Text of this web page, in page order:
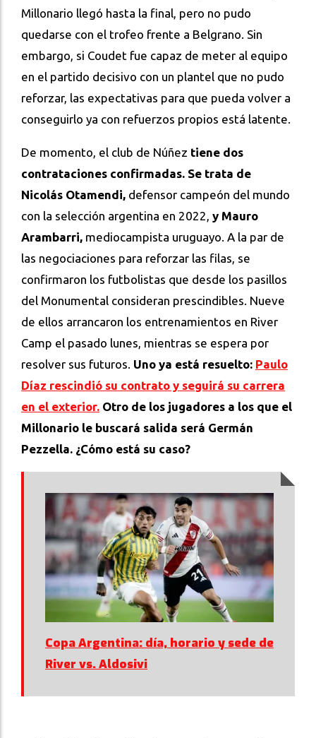
Millonario llegó hasta la final, pero no pudo
quedarse con el trofeo frente a Belgrano. Sin
embargo, si Coudet fue capaz de meter al equipo
en el partido decisivo con un plantel que no pudo
reforzar, las expectativas para que pueda volver a
conseguirlo ya con refuerzos propios está latente.
De momento, el club de Núñez tiene dos
contrataciones confirmadas. Se trata de
Nicolás Otamendi, defensor campeón del mundo
con la selección argentina en 2022, y Mauro
Arambarri, mediocampista uruguayo. A la par de
las negociaciones para reforzar las filas, se
confirmaron los futbolistas que desde los pasillos
del Monumental consideran prescindibles. Nueve
de ellos arrancaron los entrenamientos en River
Camp el pasado lunes, mientras se espera por
resolver sus futuros. Uno ya está resuelto: Paulo
Díaz rescindió su contrato y seguirá su carrera
en el exterior. Otro de los jugadores a los que el
Millonario le buscará salida será Germán
Pezzella. ¿Cómo está su caso?
Copa Argentina: día, horario y sede de
River vs. Aldosivi